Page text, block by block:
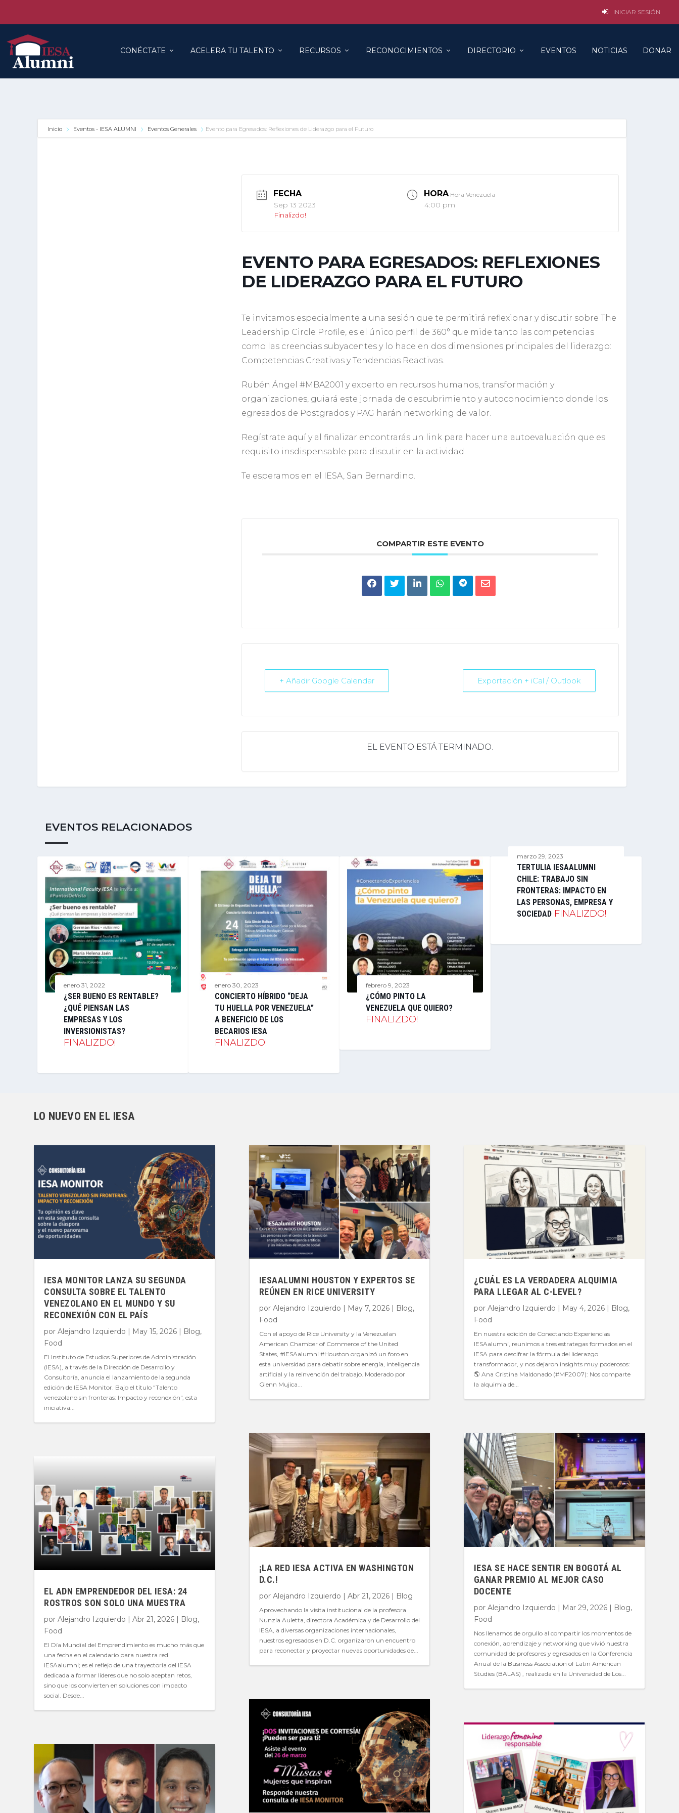
INICIAR SESIÓN
CONÉCTATE ACELERA TU TALENTO RECURSOS RECONOCIMIENTOS DIRECTORIO EVENTOS NOTICIAS DONAR
Inicio Eventos - IESA ALUMNI Eventos Generales Evento para Egresados: Reflexiones de Liderazgo para el Futuro
FECHA
Sep 13 2023
Finalizdo!
HORA Hora Venezuela
4:00 pm
EVENTO PARA EGRESADOS: REFLEXIONES
DE LIDERAZGO PARA EL FUTURO
Te invitamos especialmente a una sesión que te permitirá reflexionar y discutir sobre The
Leadership Circle Profile, es el único perfil de 360° que mide tanto las competencias
como las creencias subyacentes y lo hace en dos dimensiones principales del liderazgo:
Competencias Creativas y Tendencias Reactivas.
Rubén Ángel #MBA2001 y experto en recursos humanos, transformación y
organizaciones, guiará este jornada de descubrimiento y autoconocimiento donde los
egresados de Postgrados y PAG harán networking de valor.
Regístrate aquíy al finalizar encontrarás un link para hacer una autoevaluación que es
requisito insdispensable para discutir en la actividad.
Te esperamos en el IESA, San Bernardino.
COMPARTIR ESTE EVENTO
+ Añadir Google Calendar Exportación + iCal / Outlook
EL EVENTO ESTÁ TERMINADO.
EVENTOS RELACIONADOS
enero 31, 2022
¿SER BUENO ES RENTABLE?
¿QUÉ PIENSAN LAS
EMPRESAS Y LOS
INVERSIONISTAS?
FINALIZDO!
enero 30, 2023
CONCIERTO HÍBRIDO “DEJA
TU HUELLA POR VENEZUELA”
A BENEFICIO DE LOS
BECARIOS IESA
FINALIZDO!
febrero 9, 2023
¿CÓMO PINTO LA
VENEZUELA QUE QUIERO?
FINALIZDO!
marzo 29, 2023
TERTULIA IESAALUMNI
CHILE: TRABAJO SIN
FRONTERAS: IMPACTO EN
LAS PERSONAS, EMPRESA Y
SOCIEDAD FINALIZDO!
LO NUEVO EN EL IESA
IESA MONITOR LANZA SU SEGUNDA
CONSULTA SOBRE EL TALENTO
VENEZOLANO EN EL MUNDO Y SU
RECONEXIÓN CON EL PAÍS
porAlejandro Izquierdo | May 15, 2026 | Blog,
Food
El Instituto de Estudios Superiores de Administración
(IESA), a través de la Dirección de Desarrollo y
Consultoría, anuncia el lanzamiento de la segunda
edición de IESA Monitor. Bajo el título "Talento
venezolano sin fronteras: Impacto y reconexión", esta
iniciativa...
EL ADN EMPRENDEDOR DEL IESA: 24
ROSTROS SON SOLO UNA MUESTRA
porAlejandro Izquierdo |Abr 21, 2026 | Blog,
Food
El Día Mundial del Emprendimiento es mucho más que
una fecha en el calendario para nuestra red
IESAalumni; es el reflejo de una trayectoria del IESA
dedicada a formar líderes que no solo aceptan retos,
sino que los convierten en soluciones con impacto
social. Desde...
IESAALUMNI HOUSTON Y EXPERTOS SE
REÚNEN EN RICE UNIVERSITY
por Alejandro Izquierdo | May 7, 2026| Blog,
Food
Con el apoyo de Rice University y la Venezuelan
American Chamber of Commerce of the United
States, #IESAalumni #Houston organizó un foro en
esta universidad para debatir sobre energía, inteligencia
artificial y la reinvención del trabajo. Moderado por
Glenn Mujica...
¡LA RED IESA ACTIVA EN WASHINGTON
D.C.!
por Alejandro Izquierdo | Abr 21, 2026| Blog
Aprovechando la visita institucional de la profesora
Nunzia Auletta, directora Académica y de Desarrollo del
IESA, a diversas organizaciones internacionales,
nuestros egresados en D.C. organizaron un encuentro
para reconectar y proyectar nuevas oportunidades de...
¿CUÁL ES LA VERDADERA ALQUIMIA
PARA LLEGAR AL C-LEVEL?
por Alejandro Izquierdo | May 4, 2026| Blog,
Food
En nuestra edición de Conectando Experiencias
IESAalumni, reunimos a tres estrategas formados en el
IESA para descifrar la fórmula del liderazgo
transformador, y nos dejaron insights muy poderosos:
🌎 Ana Cristina Maldonado (#MF2007): Nos comparte
la alquimia de...
IESA SE HACE SENTIR EN BOGOTÁ AL
GANAR PREMIO AL MEJOR CASO
DOCENTE
por Alejandro Izquierdo | Mar 29, 2026| Blog,
Food
Nos llenamos de orgullo al compartir los momentos de
conexión, aprendizaje y networking que vivió nuestra
comunidad de profesores y egresados en la Conferencia
Anual de la Business Association of Latin American
Studies (BALAS) , realizada en la Universidad de Los...